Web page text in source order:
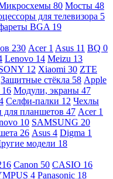
80 Мосты 48
для телевизора 5
BGA 19
230 Acer 1 Asus 11 BQ 0
Lenovo 14 Meizu 13
12 Xiaomi 30 ZTE
Защитные стёкла 58 Apple
16 Модули, экраны 47
Селфи-палки 12 Чехлы
для планшетов 47 Acer 1
10 SAMSUNG 20
26 Asus 4 Digma 1
модели 18
Canon 50 CASIO 16
4 Panasonic 18